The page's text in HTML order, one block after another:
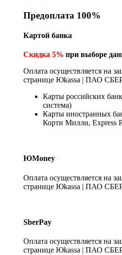
Предоплата 100%
Картой банка
Скидка 5% при выборе
Оплата осуществляется на
странице Юkassa | ПАО
Карты российских
система)
Карты иностранных
Корти Милли, Express
ЮMoney
Оплата осуществляется на
странице Юkassa | ПАО
SberPay
Оплата осуществляется на
странице Юkassa | ПАО